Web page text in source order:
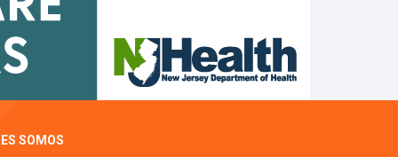
SOMOS